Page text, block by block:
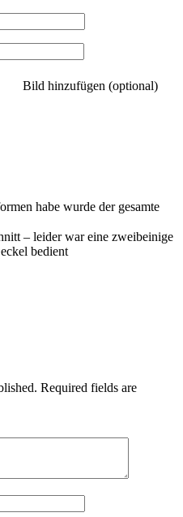
Bild hinzufügen (optional)
habe wurde der gesamte
– leider war eine zweibeinige
bedient
Required fields are